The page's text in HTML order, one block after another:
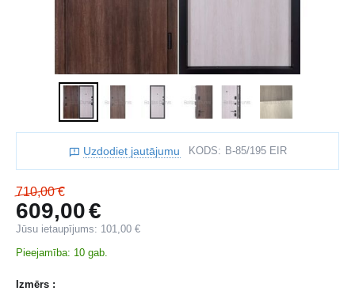
Uzdodiet jautājumu KODS: B-85/195 EIR
710,00 €
609,00€
Jūsu ietaupījums: 101,00 €
Pieejamība: 10 gab.
Izmērs :